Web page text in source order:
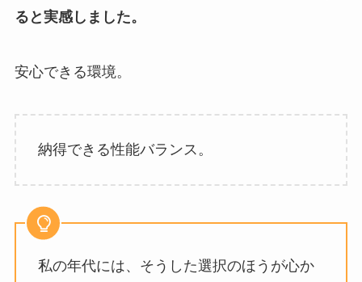
ると実感しました。
安心できる環境。
納得できる性能バランス。
私の年代には、そうした選択のほうが心か